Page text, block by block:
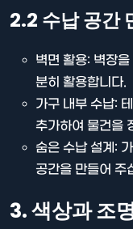
2.2 수납 공간
벽면 활용: 벽장
분히 활용합니다.
가구 내부 수납:
추가하여 물건을
숨은 수납 설계:
공간을 만들어 주
3. 색상과 조